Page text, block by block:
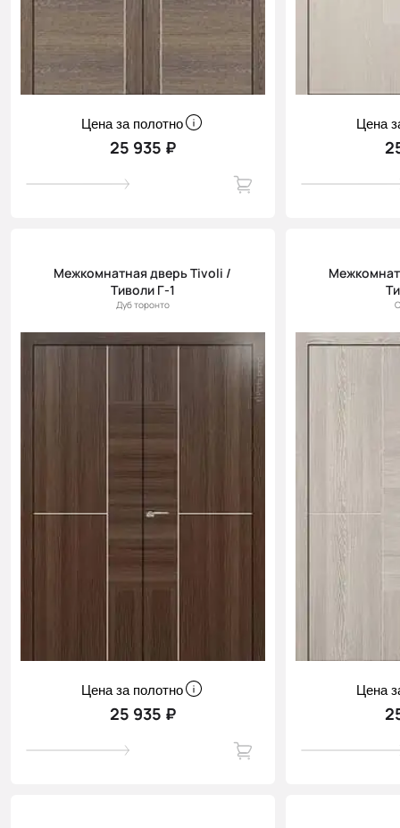
Цена за полотно
25 935 ₽
Цена
Межкомнатная дверь Tivoli /
Тиволи Г-1
Дуб торонто
Цена за полотно
25 935 ₽
Цена